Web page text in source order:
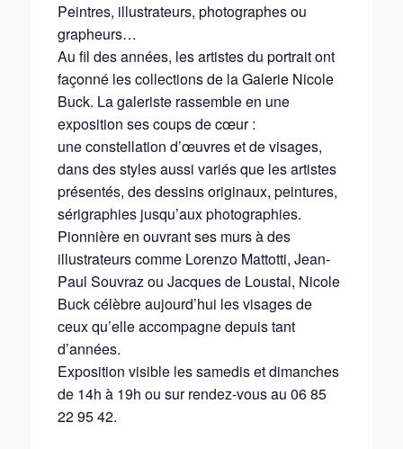
Peintres, illustrateurs, photographes ou
grapheurs…
Au fil des années, les artistes du portrait ont
façonné les collections de la Galerie Nicole
Buck. La galeriste rassemble en une
exposition ses coups de cœur :
une constellation d’œuvres et de visages,
dans des styles aussi variés que les artistes
présentés, des dessins originaux, peintures,
sérigraphies jusqu’aux photographies.
Pionnière en ouvrant ses murs à des
illustrateurs comme Lorenzo Mattotti, Jean-
Paul Souvraz ou Jacques de Loustal, Nicole
Buck célèbre aujourd’hui les visages de
ceux qu’elle accompagne depuis tant
d’années.
Exposition visible les samedis et dimanches
de 14h à 19h ou sur rendez-vous au 06 85
22 95 42.